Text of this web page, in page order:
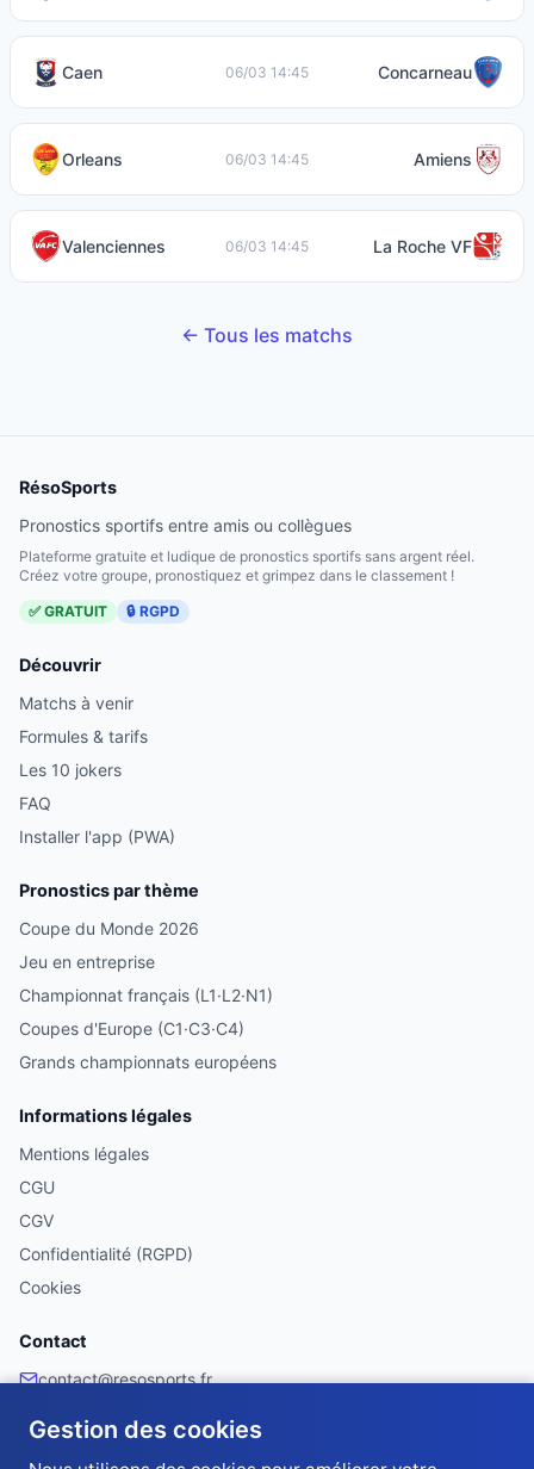
Caen 06/03 14:45 Concarneau
Orleans 06/03 14:45 Amiens
Valenciennes 06/03 14:45 La Roche VF
← Tous les matchs
RésoSports
Pronostics sportifs entre amis ou collègues
Plateforme gratuite et ludique de pronostics sportifs sans argent réel.
Créez votre groupe, pronostiquez et grimpez dans le classement !
✅ GRATUIT
🔒 RGPD
Découvrir
Matchs à venir
Formules & tarifs
Les 10 jokers
FAQ
Installer l'app (PWA)
Pronostics par thème
Coupe du Monde 2026
Jeu en entreprise
Championnat français (L1·L2·N1)
Coupes d'Europe (C1·C3·C4)
Grands championnats européens
Informations légales
Mentions légales
CGU
CGV
Confidentialité (RGPD)
Cookies
Contact
contact@resosports.fr
Facebook
Made with ❤️ in France 🇫🇷
Gestion des cookies